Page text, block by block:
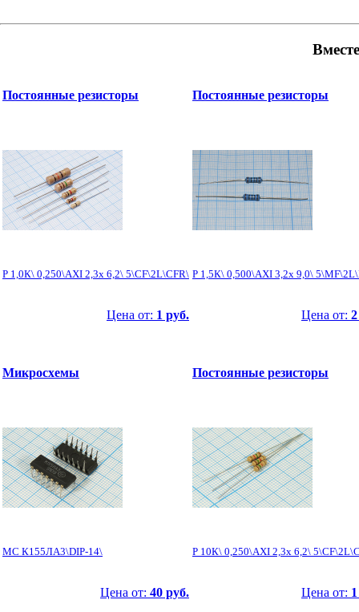
Постоянные резисторы
Р 1,0К\ 0,250\AXI 2,3x 6,2\ 5\CF\2L\CFR\
Цена от: 1 руб.
Постоянные резисторы
Р 1,5К\ 0,500\AXI 3,2x 9,0\
Цена от:
Микросхемы
МС К155ЛА3\DIP-14\
Цена от: 40 руб.
Постоянные резисторы
Р 10К\ 0,250\AXI 2,3x 6,2\
Цена от: